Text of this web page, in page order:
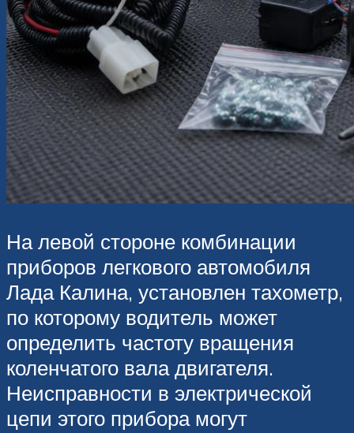
На левой стороне комбинации
приборов легкового автомобиля
Лада Калина, установлен тахометр,
по которому водитель может
определить частоту вращения
коленчатого вала двигателя.
Неисправности в электрической
цепи этого прибора могут